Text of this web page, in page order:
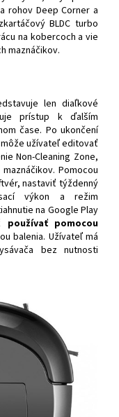
rohov Deep Corner a
BLDC turbo
na kobercoch a vie
maznáčikov.
len diaľkové
prístup k ďalším
čase. Po ukončení
užívateľ editovať
Non-Cleaning Zone,
Pomocou
nastaviť týždenný
výkon a režim
na Google Play
používať pomocou
balenia. Užívateľ má
bez nutnosti